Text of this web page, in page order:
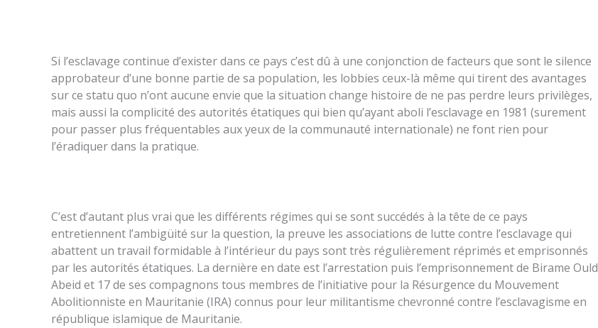
Si l’esclavage continue d’exister dans ce pays c’est dû à une conjonction de facteurs que sont le silence
approbateur d’une bonne partie de sa population, les lobbies ceux-là même qui tirent des avantages
sur ce statu quo n’ont aucune envie que la situation change histoire de ne pas perdre leurs privilèges,
mais aussi la complicité des autorités étatiques qui bien qu’ayant aboli l’esclavage en 1981 (surement
pour passer plus fréquentables aux yeux de la communauté internationale) ne font rien pour
l’éradiquer dans la pratique.
C’est d’autant plus vrai que les différents régimes qui se sont succédés à la tête de ce pays
entretiennent l’ambigüité sur la question, la preuve les associations de lutte contre l’esclavage qui
abattent un travail formidable à l’intérieur du pays sont très régulièrement réprimés et emprisonnés
par les autorités étatiques. La dernière en date est l’arrestation puis l’emprisonnement de Birame Ould
Abeid et 17 de ses compagnons tous membres de l’initiative pour la Résurgence du Mouvement
Abolitionniste en Mauritanie (IRA) connus pour leur militantisme chevronné contre l’esclavagisme en
république islamique de Mauritanie.